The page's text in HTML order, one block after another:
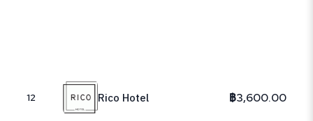
12 Rico Hotel ฿3,600.00